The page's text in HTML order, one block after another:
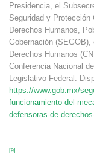
Presidencia, el
Seguridad y Protección
Derechos Humanos,
Gobernación
Derechos Humanos
Conferencia Nacional
Legislativo Federal.
https://www.gob.mx/
funcionamiento-del-
defensoras-de-
[9]